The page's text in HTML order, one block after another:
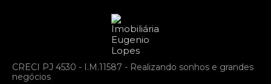
CRECI PJ 4530 - I.M.11587 - Realizando sonhos e grandes
negócios